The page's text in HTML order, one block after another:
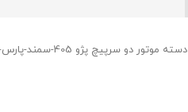
دسته موتور دو سرپيچ پژو 405-سمند-پارس-زانتيا